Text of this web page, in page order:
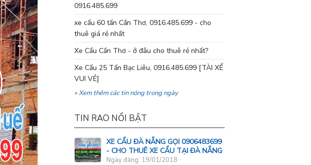
0916.485.699
xe cẩu 60 tấn Cần Thơ, 0916.485.699 - cho
thuê giá rẻ nhất
Xe Cẩu Cần Thơ - ở đâu cho thuê rẻ nhất?
Xe Cẩu 25 Tấn Bạc Liêu, 0916.485.699 [TÀI XẾ
VUI VẺ]
» Xem thêm các tin nóng trong ngày
TIN RAO NỔI BẬT
XE CẨU ĐÀ NẴNG GỌI 0906483699
- CHO THUÊ XE CẨU TẠI ĐÀ NẴNG
Ngày đăng: 19/01/2018